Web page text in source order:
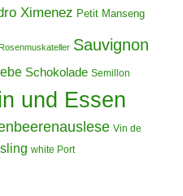
Ximenez Petit Manseng
Rosenmuskateller Sauvignon
Schokolade Semillon
und Essen
Vin de
white Port